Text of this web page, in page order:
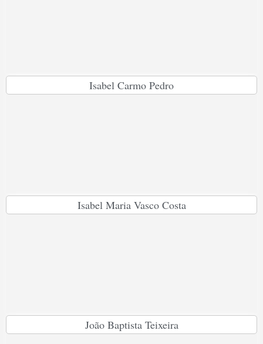
Isabel Carmo Pedro
Isabel Maria Vasco Costa
João Baptista Teixeira